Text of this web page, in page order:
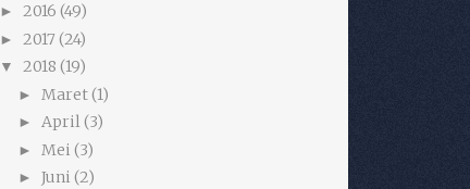
► 2016 (49)
► 2017 (24)
▼ 2018 (19)
► Maret(1)
► April(3)
► Mei (3)
► Juni (2)